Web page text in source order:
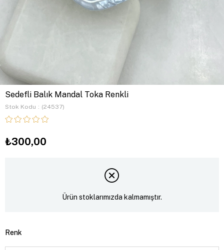
Sedefli Balık Mandal Toka Renkli
Stok Kodu (24537)
₺300,00
Ürün stoklarımızda kalmamıştır.
Renk